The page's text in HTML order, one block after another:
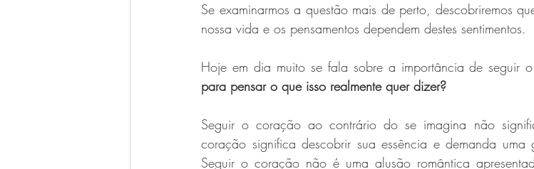
Se examinarmos a questão mais de perto, descobriremos
nossa vida e os pensamentos dependem destes sentimentos.
Hoje em dia muito se fala sobre a importância de seguir
para pensar o que isso realmente quer dizer?
Seguir o coração ao contrário do se imagina não
coração significa descobrir sua essência e demanda uma
Seguir o coração não é uma alusão romântica